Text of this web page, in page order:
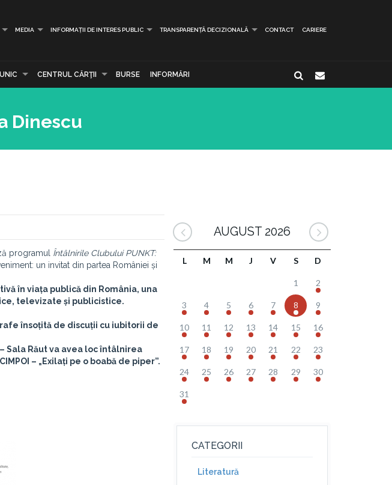
MEDIA INFORMAȚII DE INTERES PUBLIC TRANSPARENȚĂ DECIZIONALĂ CONTACT CARIERE
CENTRUL CĂRŢII BURSE INFORMĂRI
Dinescu
programul Întâlnirile Clubului PUNKT:
un invitat din partea României și
în viața publică din România, una
televizate și publicistice.
însoțită de discuții cu iubitorii de
Sala Răut va avea loc întâlnirea
– „Exilați pe o boabă de piper”.
AUGUST 2026
L M M J V S D
1 2
3 4 5 6 7 8 9
10 11 12 13 14 15 16
17 18 19 20 21 22 23
24 25 26 27 28 29 30
31
CATEGORII
Literatură